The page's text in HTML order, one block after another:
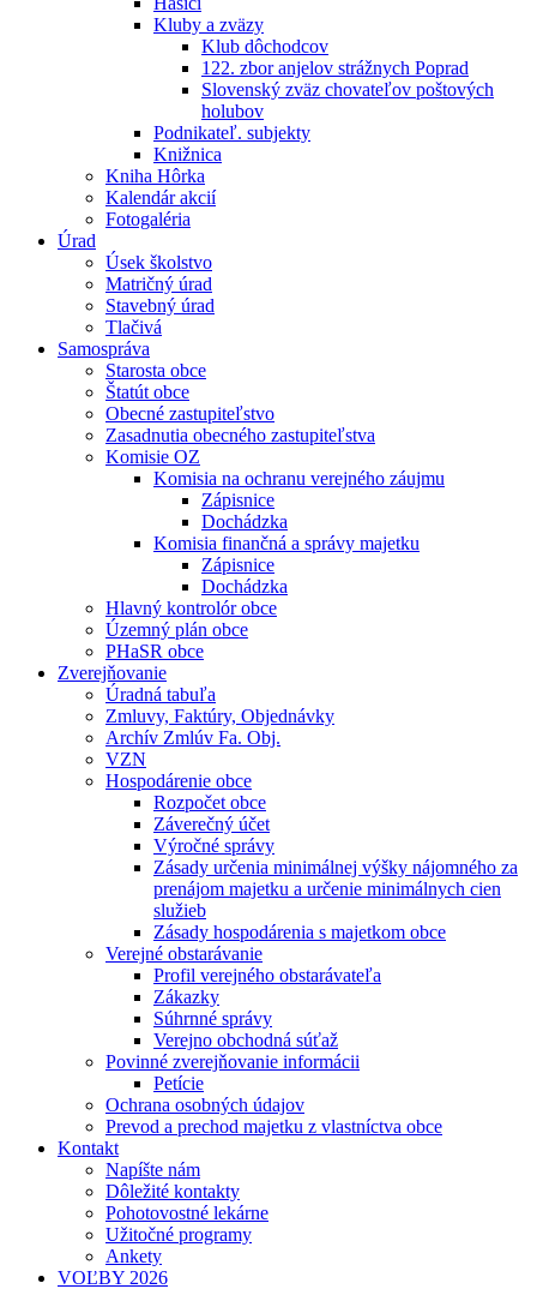
Kluby a zväzy
Klub dôchodcov
122. zbor anjelov strážnych Poprad
Slovenský zväz chovateľov poštových
holubov
Podnikateľ. subjekty
Knižnica
Kniha Hôrka
Kalendár akcií
Fotogaléria
Úrad
Úsek školstvo
Matričný úrad
Stavebný úrad
Tlačivá
Samospráva
Starosta obce
Štatút obce
Obecné zastupiteľstvo
Zasadnutia obecného zastupiteľstva
Komisie OZ
Komisia na ochranu verejného záujmu
Zápisnice
Dochádzka
Komisia finančná a správy majetku
Zápisnice
Dochádzka
Hlavný kontrolór obce
Územný plán obce
PHaSR obce
Zverejňovanie
Úradná tabuľa
Zmluvy, Faktúry, Objednávky
Archív Zmlúv Fa. Obj.
VZN
Hospodárenie obce
Rozpočet obce
Záverečný účet
Výročné správy
Zásady určenia minimálnej výšky nájomného za
prenájom majetku a určenie minimálnych cien
služieb
Zásady hospodárenia s majetkom obce
Verejné obstarávanie
Profil verejného obstarávateľa
Zákazky
Súhrnné správy
Verejno obchodná súťaž
Povinné zverejňovanie informácii
Petície
Ochrana osobných údajov
Prevod a prechod majetku z vlastníctva obce
Kontakt
Napíšte nám
Dôležité kontakty
Pohotovostné lekárne
Užitočné programy
Ankety
VOĽBY 2026